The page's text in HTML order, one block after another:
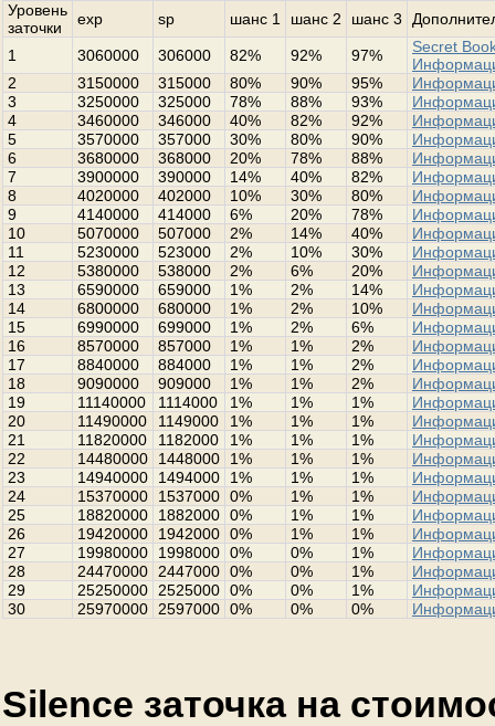
Уровень
заточки
exp sp шанс 1 шанс 2 шанс 3
1 3060000 306000 82% 92% 97%
Secret
2
3150000 315000 80% 90% 95%
3
3250000 325000 78% 88% 93%
4
3460000 346000 40% 82% 92%
5
3570000 357000 30% 80% 90%
6
3680000 368000 20% 78% 88%
7
3900000 390000 14% 40% 82%
8
4020000 402000 10% 30% 80%
9
4140000 414000 6% 20% 78%
10
5070000 507000 2% 14% 40%
11
5230000 523000 2% 10% 30%
12
5380000 538000 2% 6% 20%
13
6590000 659000 1% 2% 14%
14
6800000 680000 1% 2% 10%
15
6990000 699000 1% 2% 6%
16
8570000 857000 1% 1% 2%
17
8840000 884000 1% 1% 2%
18
9090000 909000 1% 1% 2%
19
11140000 1114000 1% 1% 1%
20
11490000 1149000 1% 1% 1%
21
11820000 1182000 1% 1% 1%
22
14480000 1448000 1% 1% 1%
23
14940000 1494000 1% 1% 1%
24
15370000 1537000 0% 1% 1%
25
18820000 1882000 0% 1% 1%
26
19420000 1942000 0% 1% 1%
27
19980000 1998000 0% 0% 1%
28
24470000 2447000 0% 0% 1%
29
25250000 2525000 0% 0% 1%
30
25970000 2597000 0% 0% 0%
Silence заточка на